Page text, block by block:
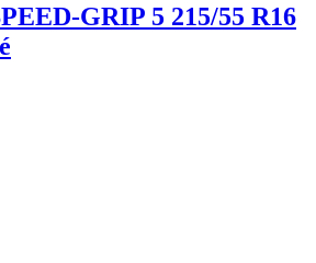
GRIP 5 215/55 R16